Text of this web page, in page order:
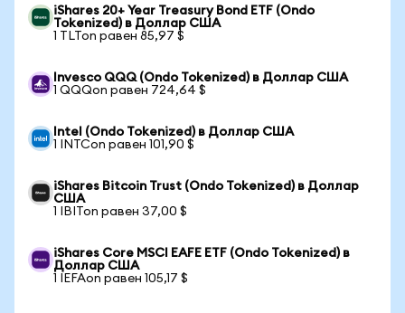
iShares 20+ Year Treasury Bond ETF (Ondo
Tokenized) в Доллар США
1 TLTon равен 85,97 $
Invesco QQQ (Ondo Tokenized) в Доллар США
1 QQQon равен 724,64 $
Intel (Ondo Tokenized) в Доллар США
1 INTCon равен 101,90 $
iShares Bitcoin Trust (Ondo Tokenized) в Доллар
США
1 IBITon равен 37,00 $
iShares Core MSCI EAFE ETF (Ondo Tokenized) в
Доллар США
1 IEFAon равен 105,17 $